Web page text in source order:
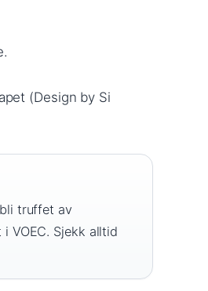
(Design by Si
truffet av
VOEC. Sjekk alltid